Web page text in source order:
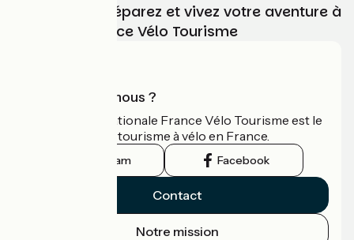
Choisissez, préparez et vivez votre aventure à
vélo avec France Vélo Tourisme
Qui sommes-nous ?
L'association nationale France Vélo Tourisme est le
guide officiel du tourisme à vélo en France.
Instagram Facebook
Contact
Notre mission